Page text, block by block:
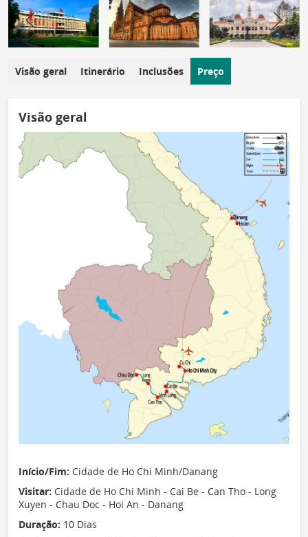
Visão geral Itinerário Inclusões Preço
Visão geral
Início/Fim: Cidade de Ho Chi Minh/Danang
Visitar: Cidade de Ho Chi Minh - Cai Be - Can Tho - Long
Xuyen - Chau Doc - Hoi An - Danang
Duração: 10 Dias